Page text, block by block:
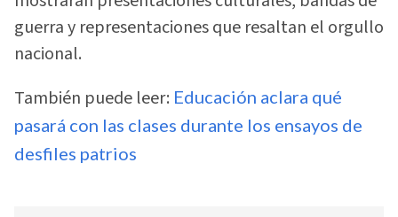
guerra y representaciones que resaltan el orgullo
nacional.
También puede leer: Educación aclara qué
pasará con las clases durante los ensayos de
desfiles patrios